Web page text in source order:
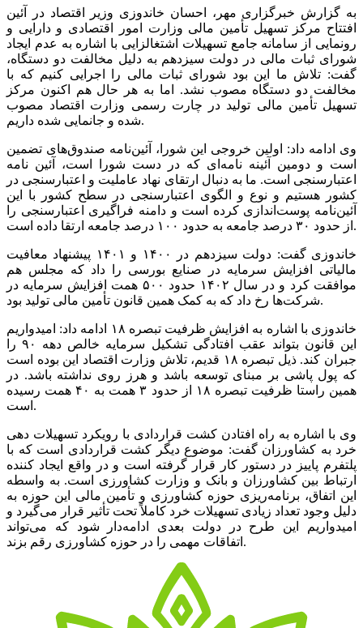
به گزارش خبرگزاری مهر، احسان خاندوزی وزیر اقتصاد در آئین
افتتاح مرکز تسهیل تأمین مالی وزارت امور اقتصادی و دارایی و
رونمایی از سامانه جامع تسهیلات اشتغالزایی با اشاره به عدم ایجاد
شورای ثبات مالی در دولت سیزدهم به دلیل مخالفت دو دستگاه،
گفت: تلاش ما این بود شورای ثبات مالی را اجرایی کنیم که با
مخالفت دو دستگاه مصوب نشد. اما به هر حال هم اکنون مرکز
تسهیل تأمین مالی تولید در چارت رسمی وزارت اقتصاد مصوب
شده و جانمایی شده داریم.
وی ادامه داد: اولین خروجی این شورا، آئین‌نامه صندوق‌های تضمین
است و دومین آئینه نامه‌ای که در دست شورا است، آئین نامه
اعتبارسنجی است. ما به دنبال ارتقای نهاد عاملیت و اعتبارسنجی در
کشور هستیم و نوع و الگوی اعتبارسنجی در سطح کشور با این
آئین‌نامه پوست‌اندازی کرده است و دامنه فراگیری اعتبارسنجی را
از حدود ۳۰ درصد جامعه به حدود ۱۰۰ درصد جامعه ارتقا داده است.
خاندوزی گفت: دولت سیزدهم در ۱۴۰۰ و ۱۴۰۱ پیشنهاد معافیت
مالیاتی افزایش سرمایه در صنایع بورسی را داد که مجلس هم
موافقت کرد و در سال ۱۴۰۲ حدود ۵۰۰ همت افزایش سرمایه در
شرکت‌ها رخ داد که به کمک همین قانون تأمین مالی تولید بود.
خاندوزی با اشاره به افزایش ظرفیت تبصره ۱۸ ادامه داد: امیدواریم
این قانون بتواند عقب افتادگی تشکیل سرمایه خالص دهه ۹۰ را
جبران کند. ذیل تبصره ۱۸ قدیم، تلاش وزارت اقتصاد این بوده است
که پول پاشی بر مبنای توسعه باشد و هرز روی نداشته باشد. در
همین راستا ظرفیت تبصره ۱۸ از حدود ۳ همت به ۴۰ همت رسیده
است.
وی با اشاره به راه افتادن کشت قراردادی با رویکرد تسهیلات دهی
خرد به کشاورزان گفت: موضوع دیگر کشت قراردادی است که با
پلتفرم پاییز در دستور کار قرار گرفته است و در واقع ایجاد کننده
ارتباط بین کشاورزان و بانک و وزارت کشاورزی است. به واسطه
این اتفاق، برنامه‌ریزی حوزه کشاورزی و تأمین مالی این حوزه به
دلیل وجود تعداد زیادی تسهیلات خرد کاملاً تحت تأثیر قرار می‌گیرد و
امیدواریم این طرح در دولت بعدی ادامه‌دار شود که می‌تواند
اتفاقات مهمی را در حوزه کشاورزی رقم بزند.